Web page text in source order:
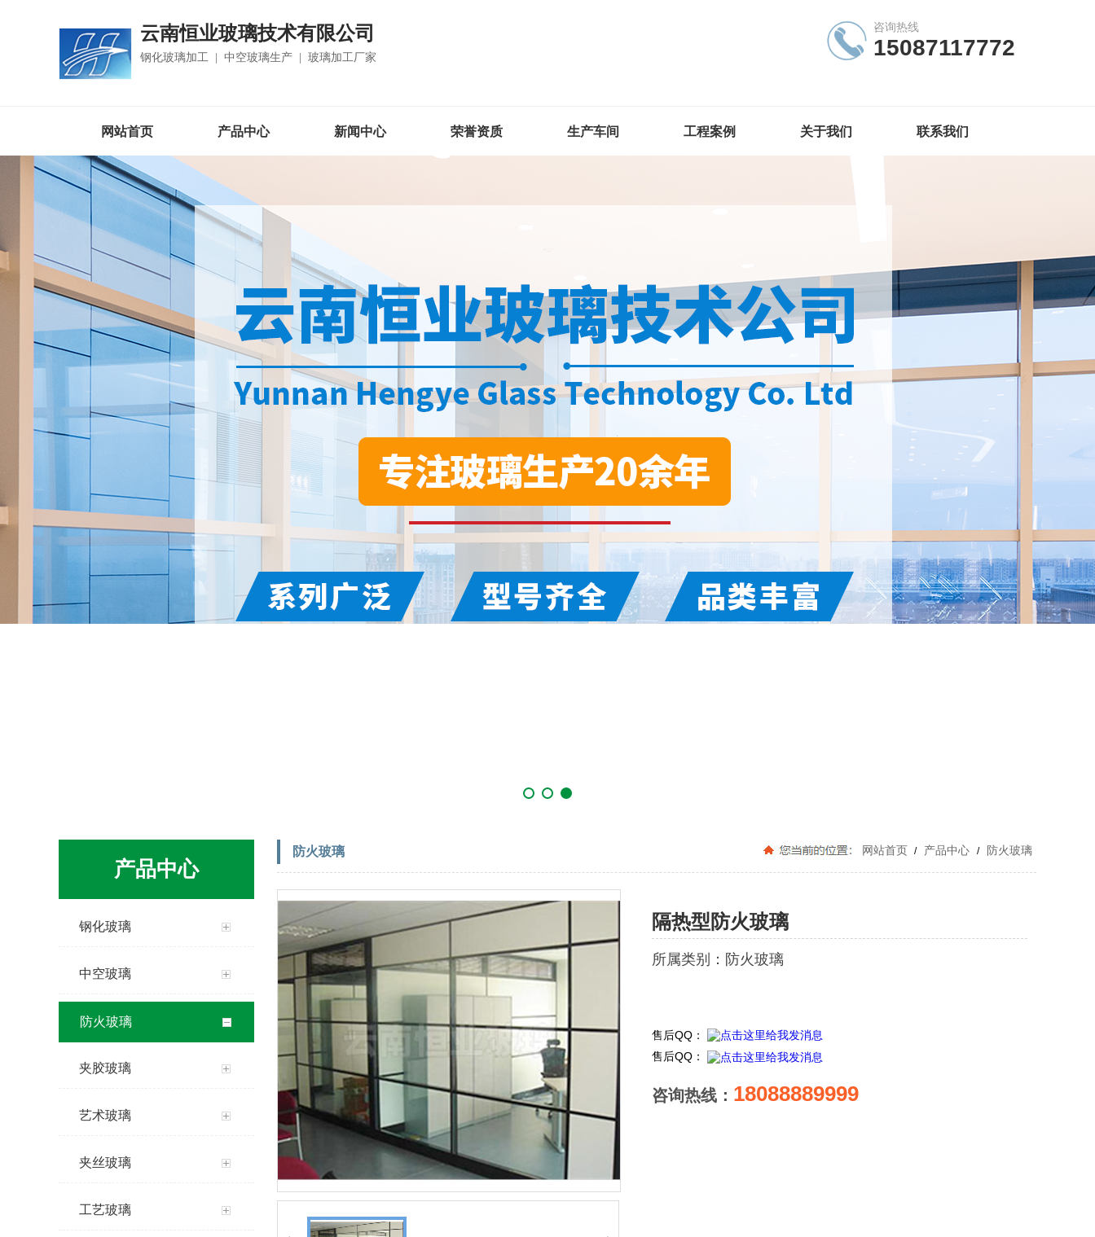
云南恒业玻璃技术有限公司
钢化玻璃加工 | 中空玻璃生产 | 玻璃加工厂家
咨询热线
15087117772
网站首页 产品中心 新闻中心 荣誉资质 生产车间 工程案例 关于我们 联系我们
产品中心
钢化玻璃
中空玻璃
防火玻璃
夹胶玻璃
艺术玻璃
夹丝玻璃
工艺玻璃
防火玻璃 网站首页 / 产品中心 / 防火玻璃
隔热型防火玻璃
所属类别：防火玻璃
售后QQ：
售后QQ：
咨询热线： 18088889999